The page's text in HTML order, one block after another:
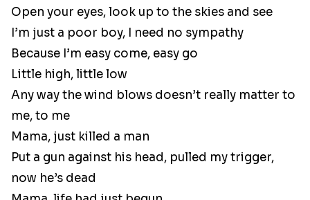
Open your eyes, look up to the skies and see
I’m just a poor boy, I need no sympathy
Because I’m easy come, easy go
Little high, little low
Any way the wind blows doesn’t really matter to
me, to me
Mama, just killed a man
Put a gun against his head, pulled my trigger,
now he’s dead